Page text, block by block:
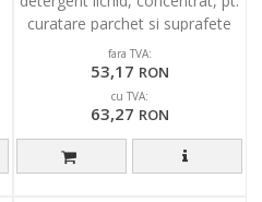
curatare parchet si suprafete
lemn
fara TVA:
53,17 RON
cu TVA:
63,27 RON